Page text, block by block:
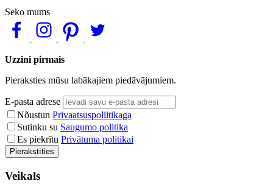
Seko mums
Uzzini pirmais
Pieraksties mūsu labākajiem piedāvājumiem.
E-pasta adrese
Nõustun Privaatsuspoliitikaga
Sutinku su Saugumo politika
Es piekrītu Privātuma politikai
Pierakstīties
Veikals